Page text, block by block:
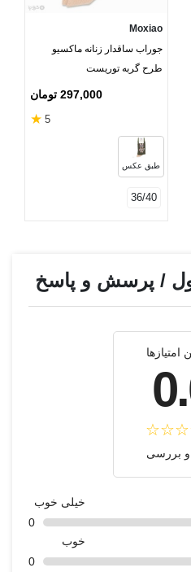
Moxiao
جوراب ساقدار زنانه ماکسیو
طرح گربه توریست
297,000 تومان
5
★
طبق عکس
36/40
/ پرسش و پاسخ
امتیازها
خیلی خوب
0
خوب
0